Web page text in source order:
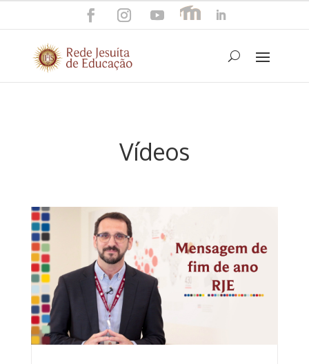
Vídeos